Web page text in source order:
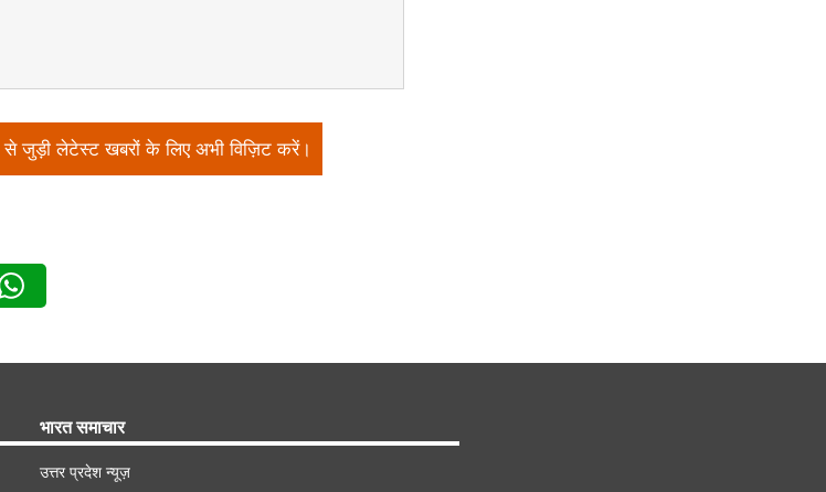
से जुड़ी लेटेस्ट खबरों के लिए अभी विज़िट करें।
भारत समाचार
उत्तर प्रदेश न्यूज़